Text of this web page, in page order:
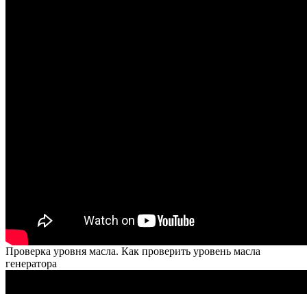
Проверка уровня масла. Как проверить уровень масла
генератора